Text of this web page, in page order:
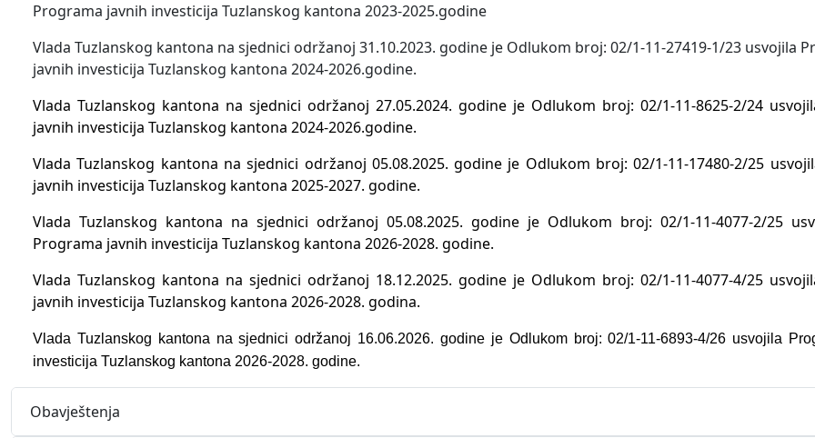
Programa javnih investicija Tuzlanskog kantona 2023-2025.godine
Vlada Tuzlanskog kantona na sjednici održanoj 31.10.2023. godine je Odlukom broj: 02/1-11-27419-1/23 usvojila
javnih investicija Tuzlanskog kantona 2024-2026.godine.
Vlada Tuzlanskog kantona na sjednici održanoj 27.05.2024. godine je Odlukom broj: 02/1-11-8625-2/24
javnih investicija Tuzlanskog kantona 2024-2026.godine.
Vlada Tuzlanskog kantona na sjednici održanoj 05.08.2025. godine je Odlukom broj: 02/1-11-17480-2/25
javnih investicija Tuzlanskog kantona 2025-2027. godine.
Vlada Tuzlanskog kantona na sjednici održanoj 05.08.2025. godine je Odlukom broj: 02/1-11-4077-2/25
Programa javnih investicija Tuzlanskog kantona 2026-2028. godine.
Vlada Tuzlanskog kantona na sjednici održanoj 18.12.2025. godine je Odlukom broj: 02/1-11-4077-4/25
javnih investicija Tuzlanskog kantona 2026-2028. godina.
Vlada Tuzlanskog kantona na sjednici održanoj 16.06.2026. godine je Odlukom broj: 02/1-11-6893-4/26 usvojila
investicija Tuzlanskog kantona 2026-2028. godine.
Obavještenja